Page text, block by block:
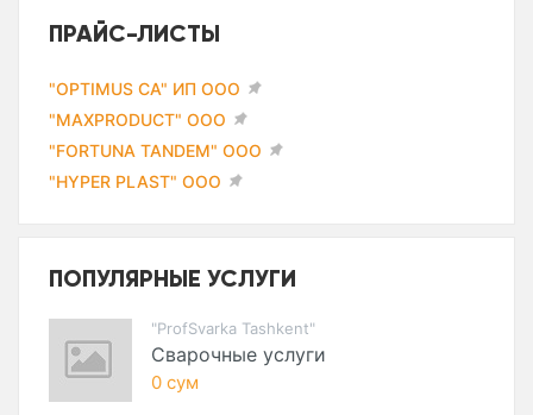
ПРАЙС-ЛИСТЫ
"OPTIMUS CA" ИП ООО
"MAXPRODUCT" ООО
"FORTUNA TANDEM" ООО
"HYPER PLAST" ООО
ПОПУЛЯРНЫЕ УСЛУГИ
"ProfSvarka Tashkent"
Сварочные услуги
0 сум